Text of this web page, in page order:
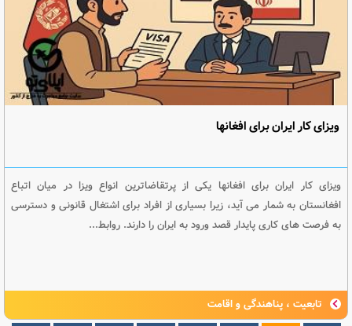
ویزای کار ایران برای افغانها
ویزای کار ایران برای افغانها یکی از پرتقاضاترین انواع ویزا در میان اتباع
افغانستان به شمار می آید، زیرا بسیاری از افراد برای اشتغال قانونی و دسترسی
به فرصت های کاری پایدار قصد ورود به ایران را دارند. روابط...
تابعیت ، پناهندگی و اقامت